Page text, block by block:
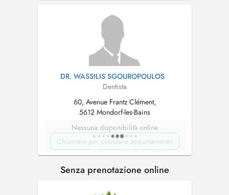
conservatrice et restauratrice (Dr Ferrari) Cours
de Parodontologie e...
DR. WASSILIS SGOUROPOULOS
Dentista
60, Avenue Frantz Clément,
5612 Mondorf-les-Bains
Nessuna disponibilità online
Chiamare per prendere appuntamento
Senza prenotazione online